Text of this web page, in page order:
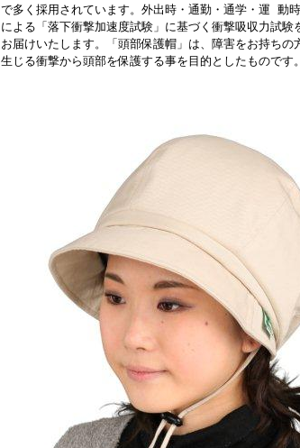
で多く採用されています。外出時・通勤・通学・運 動
による「落下衝撃加速度試験」に基づく衝撃吸収力試
お届けいたします。「頭部保護帽」は、障害をお持ち
生じる衝撃から頭部を保護する事を目的としたものです。